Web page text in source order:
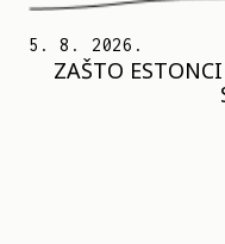
5. 8. 2026.
ZAŠTO